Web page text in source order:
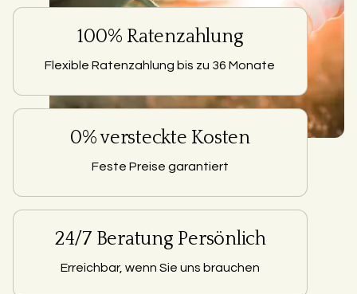
100% Ratenzahlung
Flexible Ratenzahlung bis zu 36 Monate
0% versteckte Kosten
Feste Preise garantiert
24/7 Beratung Persönlich
Erreichbar, wenn Sie uns brauchen